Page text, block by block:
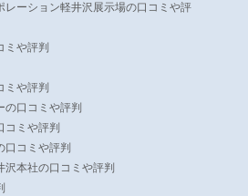
レーション軽井沢展示場の口コミや評
ミや評判
ミや評判
の口コミや評判
コミや評判
口コミや評判
本社の口コミや評判